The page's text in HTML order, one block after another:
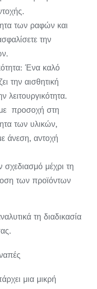
των ραφών και
την
Ένα καλό
την αισθητική
λειτουργικότητα.
προσοχή στη
των υλικών,
άνεση, αντοχή
μέχρι τη
των προϊόντων
τη διαδικασία
μια μικρή